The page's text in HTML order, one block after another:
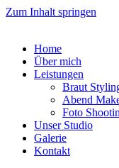
Zum Inhalt springen
Home
Über mich
Leistungen
Braut
Abend
Foto
Unser Studio
Galerie
Kontakt